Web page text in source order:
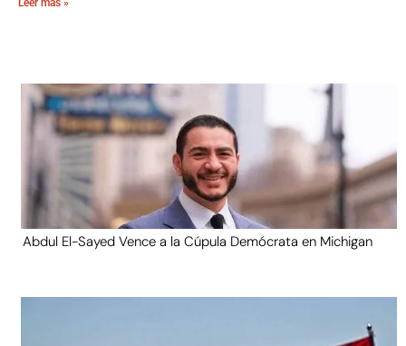
Leer más »
Abdul El-Sayed Vence a la Cúpula Demócrata en Michigan